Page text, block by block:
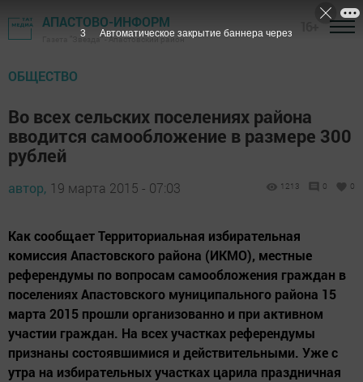
АПАСТОВО-ИНФОРМ
Газета "Звезда" - Апастовский район
ОБЩЕСТВО
Во всех сельских поселениях района
вводится самообложение в размере 300
рублей
автор, 19 марта 2015 - 07:03 1213 0 0
Как сообщает Территориальная избирательная
комиссия Апастовского района (ИКМО), местные
референдумы по вопросам самообложения граждан в
поселениях Апастовского муниципального района 15
марта 2015 прошли организованно и при активном
участии граждан. На всех участках референдумы
признаны состоявшимися и действительными. Уже с
утра на избирательных участках царила праздничная
2 Автоматическое закрытие баннера через